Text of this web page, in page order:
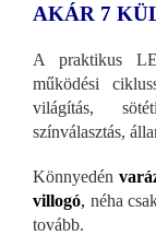
AKÁR 7
A praktikus
működési
világítás,
színválasztás,
Könnyedén
villogó, néha
tovább.